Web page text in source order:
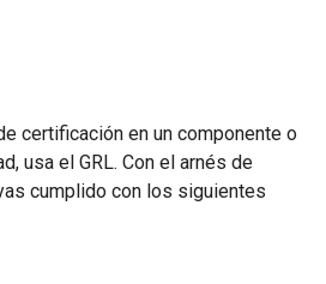
certificación en un componente o
usa el GRL. Con el arnés de
cumplido con los siguientes